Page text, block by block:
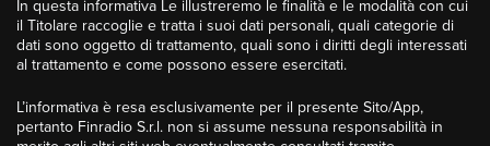
In questa informativa Le illustreremo le finalità e le modalità con cui
il Titolare raccoglie e tratta i suoi dati personali, quali categorie di
dati sono oggetto di trattamento, quali sono i diritti degli interessati
al trattamento e come possono essere esercitati.
L’informativa è resa esclusivamente per il presente Sito/App,
pertanto Finradio S.r.l. non si assume nessuna responsabilità in